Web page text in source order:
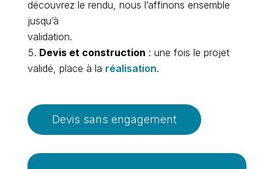
découvrez le rendu, nous l’affinons ensemble
jusqu’à
validation.
Devis et construction : une fois le projet
validé, place à la réalisation.
Devis sans engagement